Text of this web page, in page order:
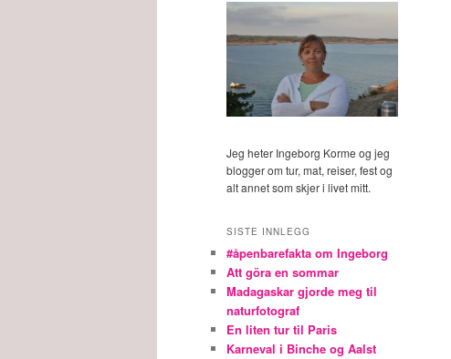
Jeg heter Ingeborg Korme og jeg
blogger om tur, mat, reiser, fest og
alt annet som skjer i livet mitt.
SISTE INNLEGG
#åpenbarefakta om Ingeborg
Att göra en sommar
Madagaskar gjorde meg til
naturfotograf
En liten tur til Paris
Karneval i Binche og Aalst